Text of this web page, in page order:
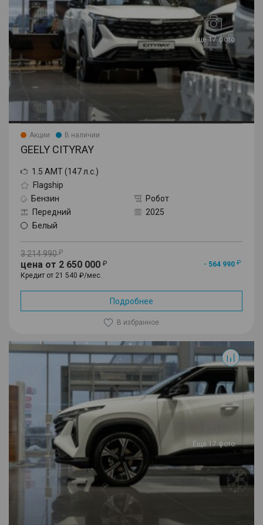
Еще 17 фото
Акции В наличии
GEELY CITYRAY
1.5 AMT (147 л.с.)
Flagship
Бензин
Робот
Передний
2025
Белый
3 214 990
цена от 2 650 000
- 564 990
Кредит от 21 540 ₽/мес.
Подробнее
В избранное
Еще 17 фото
Cityray